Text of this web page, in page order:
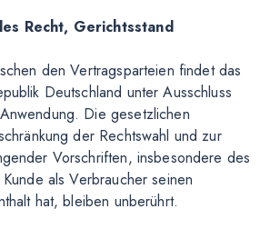
Recht, Gerichtsstand
den Vertragsparteien findet das
Deutschland unter Ausschluss
Die gesetzlichen
der Rechtswahl und zur
Vorschriften, insbesondere des
als Verbraucher seinen
hat, bleiben unberührt.